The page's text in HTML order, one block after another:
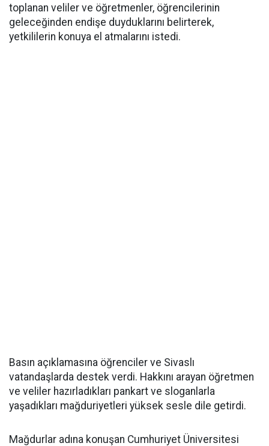
toplanan veliler ve öğretmenler, öğrencilerinin
geleceğinden endişe duyduklarını belirterek,
yetkililerin konuya el atmalarını istedi.
Basın açıklamasına öğrenciler ve Sivaslı
vatandaşlarda destek verdi. Hakkını arayan öğretmen
ve veliler hazırladıkları pankart ve sloganlarla
yaşadıkları mağduriyetleri yüksek sesle dile getirdi.
Mağdurlar adına konuşan Cumhuriyet Üniversitesi